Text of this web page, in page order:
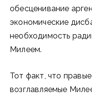
обесценивание
экономические
необходимость
Милеем.
Тот факт, что
возглавляемые